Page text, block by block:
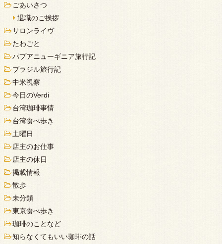
ごあいさつ
退職のご挨拶
サロンライヴ
たわごと
パプアニューギニア旅行記
ブラジル旅行記
中米視察
今日のVerdi
台湾珈琲事情
台湾食べ歩き
土曜日
店主のお仕事
店主の休日
掲載情報
散歩
未分類
東京食べ歩き
珈琲のことなど
知らなくてもいい珈琲の話